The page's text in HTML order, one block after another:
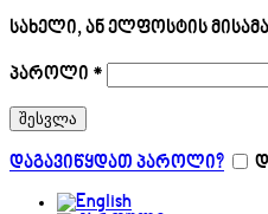
სახელი, ან ელფოსტის
პაროლი *
შესვლა
დაგავიწყდათ პაროლი?